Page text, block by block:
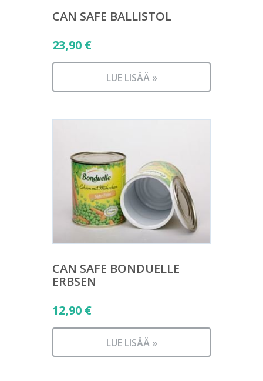
CAN SAFE BALLISTOL
23,90 €
LUE LISÄÄ »
CAN SAFE BONDUELLE
ERBSEN
12,90 €
LUE LISÄÄ »